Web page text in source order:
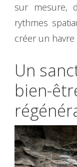
sur mesure,
rythmes
créer un
Un
bien-